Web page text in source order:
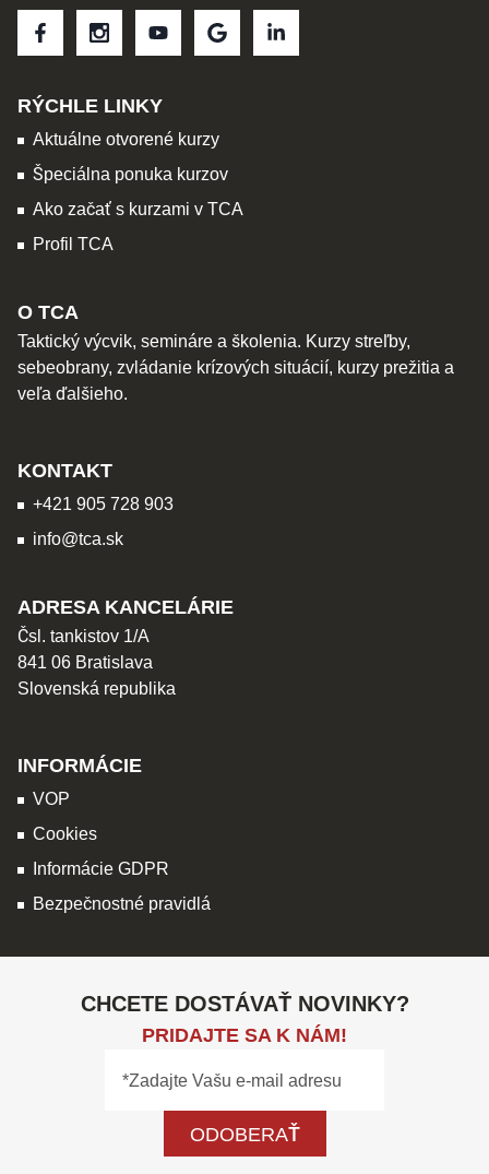
RÝCHLE LINKY
Aktuálne otvorené kurzy
Špeciálna ponuka kurzov
Ako začať s kurzami v TCA
Profil TCA
O TCA
Taktický výcvik, semináre a školenia. Kurzy streľby,
sebeobrany, zvládanie krízových situácií, kurzy prežitia a
veľa ďalšieho.
KONTAKT
+421 905 728 903
info@tca.sk
ADRESA KANCELÁRIE
Čsl. tankistov 1/A
841 06 Bratislava
Slovenská republika
INFORMÁCIE
VOP
Cookies
Informácie GDPR
Bezpečnostné pravidlá
CHCETE DOSTÁVAŤ NOVINKY?
PRIDAJTE SA K NÁM!
ODOBERAŤ